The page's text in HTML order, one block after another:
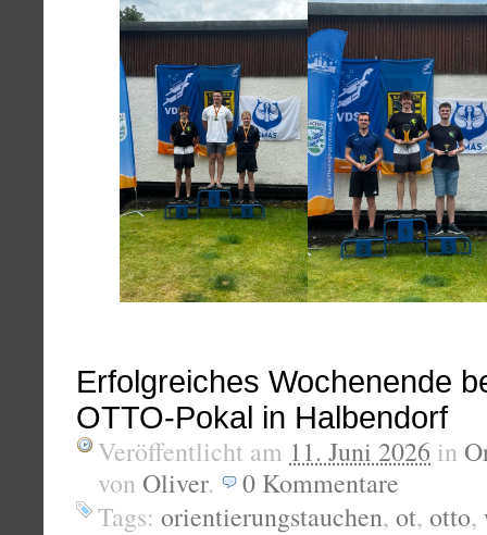
Erfolgreiches Wochenende
OTTO-Pokal in Halbendorf
Veröffentlicht am 11. Juni 2026 in
von Oliver. 0 Kommentare
Tags: orientierungstauchen, ot, otto,